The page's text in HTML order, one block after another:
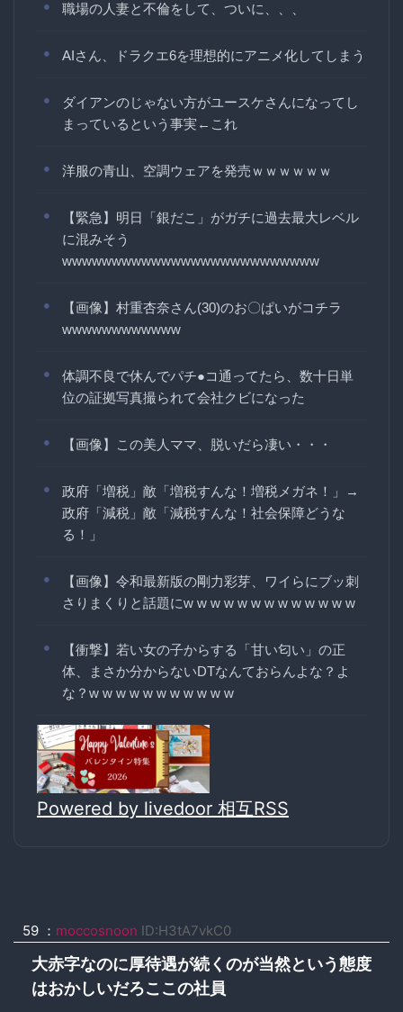
職場の人妻と不倫をして、ついに、、、
AIさん、ドラクエ6を理想的にアニメ化してしまう
ダイアンのじゃない方がユースケさんになってし
まっているという事実←これ
洋服の青山、空調ウェアを発売ｗｗｗｗｗｗ
【緊急】明日「銀だこ」がガチに過去最大レベル
に混みそう
wwwwwwwwwwwwwwwwwwwwwwwwww
【画像】村重杏奈さん(30)のお〇ぱいがコチラ
wwwwwwwwwwww
体調不良で休んでパチ●コ通ってたら、数十日単
位の証拠写真撮られて会社クビになった
【画像】この美人ママ、脱いだら凄い・・・
政府「増税」敵「増税すんな！増税メガネ！」→
政府「減税」敵「減税すんな！社会保障どうな
る！」
【画像】令和最新版の剛力彩芽、ワイらにブッ刺
さりまくりと話題にw w w w w w w w w w w w w
【衝撃】若い女の子からする「甘い匂い」の正
体、まさか分からないDTなんておらんよな？よ
な？w w w w w w w w w w w
Powered by livedoor 相互RSS
59 ： moccosnoon ID:H3tA7vkC0
大赤字なのに厚待遇が続くのが当然という態度
はおかしいだろここの社員